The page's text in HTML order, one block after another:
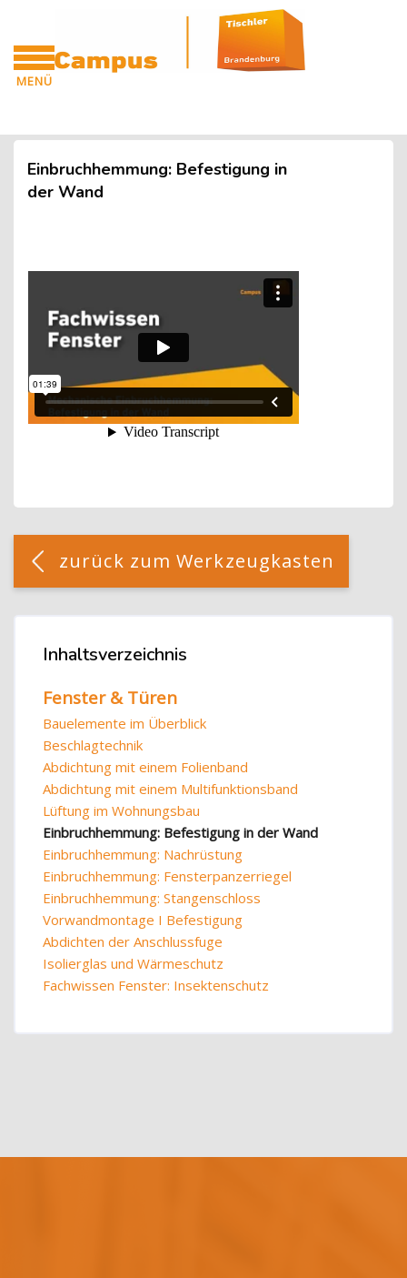
MENÜ
Zum Hauptinhalt
Blöcke
Blöcke
Einbruchhemmung: Befestigung in
der Wand
Blöcke
[Cocoon] Custom HTML überspringen
zurück zum Werkzeugkasten
Inhaltsverzeichnis überspringen
Inhaltsverzeichnis
Fenster & Türen
Bauelemente im Überblick
Beschlagtechnik
Abdichtung mit einem Folienband
Abdichtung mit einem Multifunktionsband
Lüftung im Wohnungsbau
Einbruchhemmung: Befestigung in der Wand
Einbruchhemmung: Nachrüstung
Einbruchhemmung: Fensterpanzerriegel
Einbruchhemmung: Stangenschloss
Vorwandmontage I Befestigung
Abdichten der Anschlussfuge
Isolierglas und Wärmeschutz
Fachwissen Fenster: Insektenschutz